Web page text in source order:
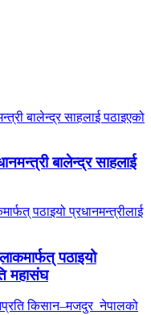
बालेन्द्र साहलाई
पठाइयो
महासंघ